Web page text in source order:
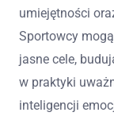
umiejętności
Sportowcy
jasne cele,
w praktyki
inteligencji